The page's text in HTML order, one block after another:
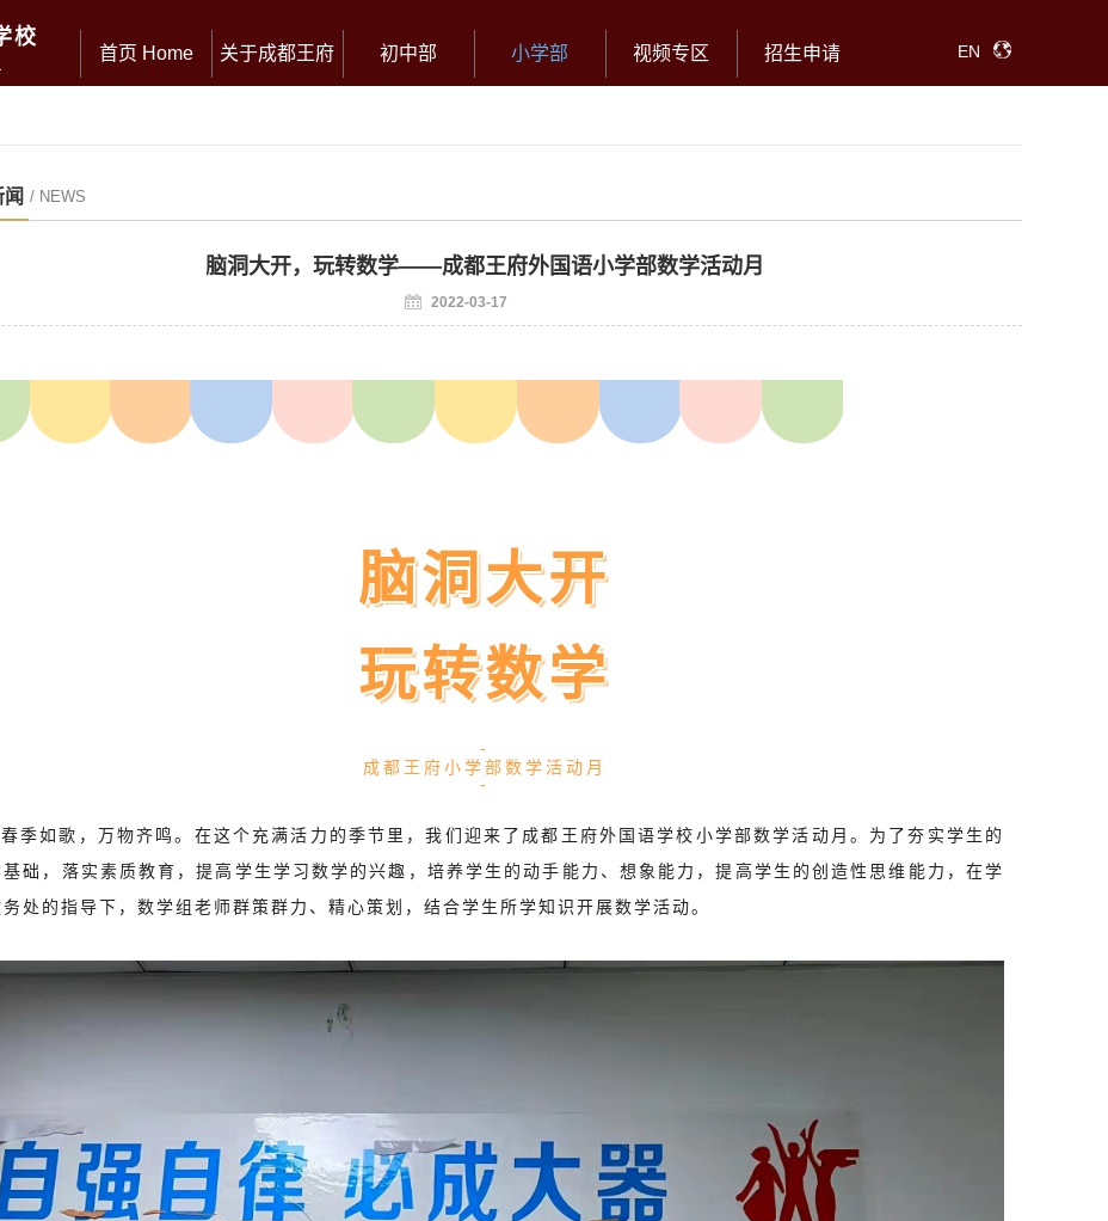
校
首页 Home 关于成都王府 初中部 小学部 视频专区 招生申请 EN
/ NEWS
脑洞大开，玩转数学——成都王府外国语小学部数学活动月
2022-03-17
脑洞大开
玩转数学
-
成都王府小学部数学活动月
-
春季如歌，万物齐鸣。在这个充满活力的季节里，我们迎来了成都王府外国语学校小学部数学活动月。为了夯实学生的
基础，落实素质教育，提高学生学习数学的兴趣，培养学生的动手能力、想象能力，提高学生的创造性思维能力，在学
处的指导下，数学组老师群策群力、精心策划，结合学生所学知识开展数学活动。